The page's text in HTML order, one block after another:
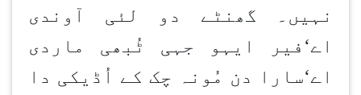
نہیں۔ گھنٹے دو لئی آوندی
اے‘ فیر ایہو جہی ٹُبھی ماردی
اے‘سارا دن مُونہ چک کے اُڈیکی دا